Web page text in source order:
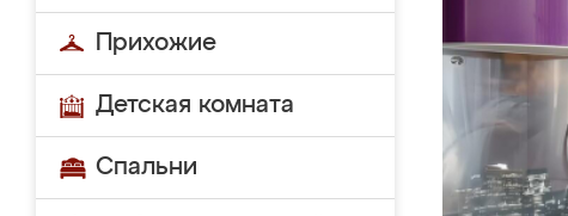
Прихожие
Детская комната
Спальни